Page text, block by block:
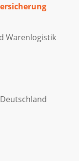
Warenlogistik